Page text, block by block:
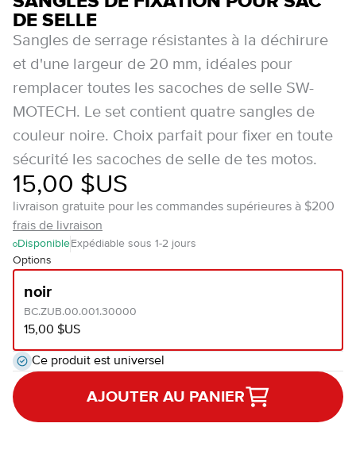
DE SELLE
Sangles de serrage résistantes à la déchirure
et d'une largeur de 20 mm, idéales pour
remplacer toutes les sacoches de selle SW-
MOTECH. Le set contient quatre sangles de
couleur noire. Choix parfait pour fixer en toute
sécurité les sacoches de selle de tes motos.
15,00 $US
livraison gratuite pour les commandes supérieures à $200
frais de livraison
Disponible Expédiable sous 1-2 jours
Options
noir
BC.ZUB.00.001.30000
15,00 $US
Ce produit est universel
AJOUTER AU PANIER